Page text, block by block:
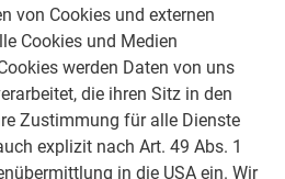
von Cookies und externen
Cookies und Medien
werden Daten von uns
die ihren Sitz in den
Zustimmung für alle Dienste
explizit nach Art. 49 Abs. 1
in die USA ein. Wir
LESEN